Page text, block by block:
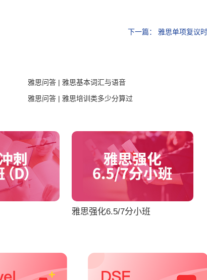
下一篇： 雅思单项复议
雅思问答 | 雅思基本词汇与语音
雅思问答 | 雅思培训类多少分算过
雅思强化6.5/7分小班